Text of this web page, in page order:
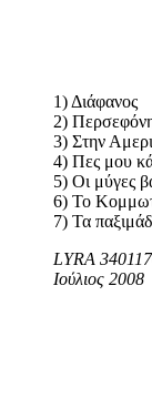
1) Διάφανος
2)
3) Στην
4) Πες μου
5) Οι μύγες
6) Το
7) Τα
LYRA
Ιούλιος 2008